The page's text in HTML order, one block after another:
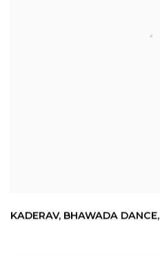
KADERAV, BHAWADA DANCE,